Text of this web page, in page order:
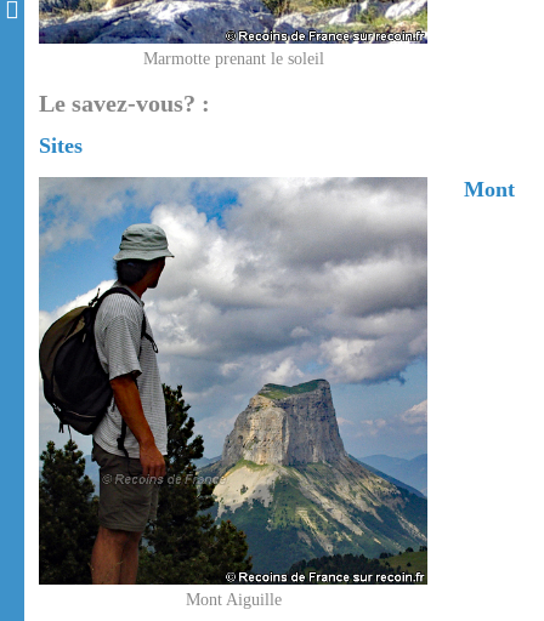
Marmotte prenant le soleil
Le savez-vous? :
Sites
Mont Aiguille
Mont